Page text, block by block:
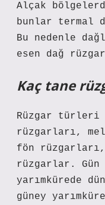
Alçak
bunlar termal
Bu nedenle
esen dağ
Kaç tane
Rüzgar türleri
rüzgarları,
fön
rüzgarlar. Gün
yarımkürede
güney